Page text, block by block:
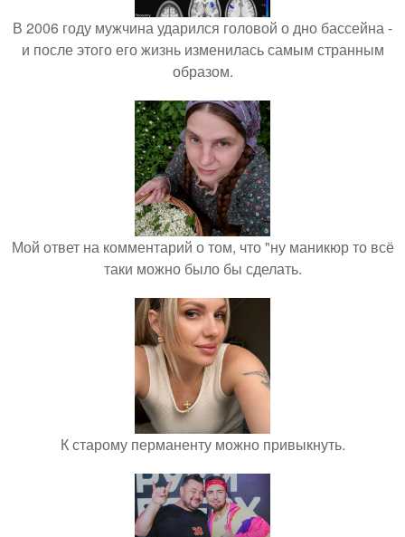
В 2006 году мужчина ударился головой о дно бассейна -
и после этого его жизнь изменилась самым странным
образом.
Мой ответ на комментарий о том, что "ну маникюр то всё
таки можно было бы сделать.
К старому перманенту можно привыкнуть.